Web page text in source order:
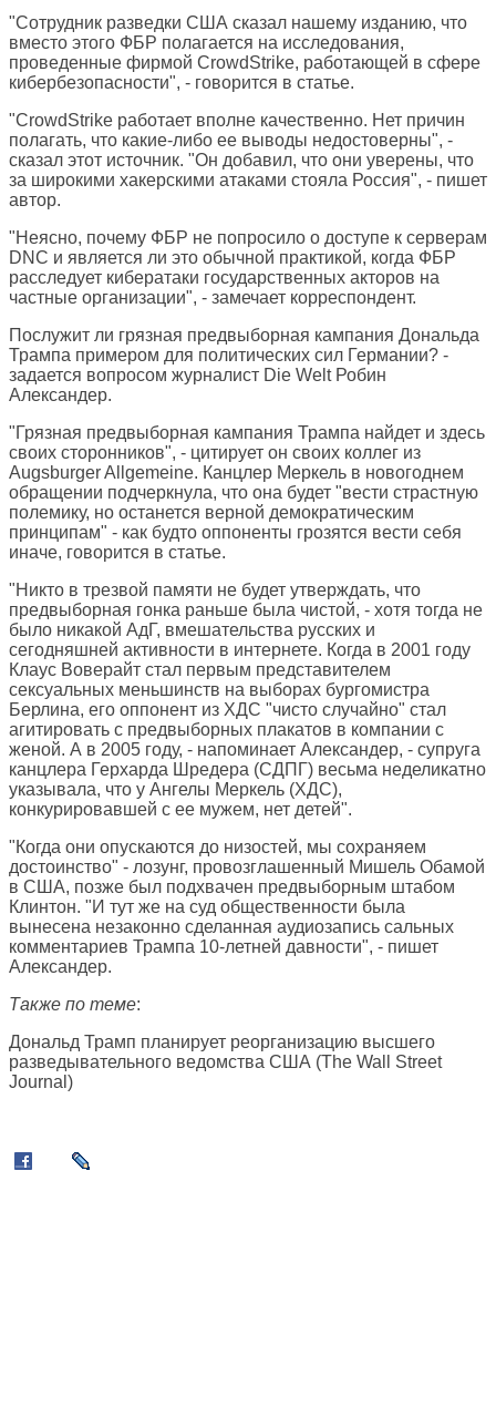
"Сотрудник разведки США сказал нашему изданию, что
вместо этого ФБР полагается на исследования,
проведенные фирмой CrowdStrike, работающей в сфере
кибербезопасности", - говорится в статье.
"CrowdStrike работает вполне качественно. Нет причин
полагать, что какие-либо ее выводы недостоверны", -
сказал этот источник. "Он добавил, что они уверены, что
за широкими хакерскими атаками стояла Россия", - пишет
автор.
"Неясно, почему ФБР не попросило о доступе к серверам
DNC и является ли это обычной практикой, когда ФБР
расследует кибератаки государственных акторов на
частные организации", - замечает корреспондент.
Послужит ли грязная предвыборная кампания Дональда
Трампа примером для политических сил Германии? -
задается вопросом журналист Die WeltРобин
Александер.
"Грязная предвыборная кампания Трампа найдет и здесь
своих сторонников", - цитирует он своих коллег из
Augsburger Allgemeine. Канцлер Меркель в новогоднем
обращении подчеркнула, что она будет "вести страстную
полемику, но останется верной демократическим
принципам" - как будто оппоненты грозятся вести себя
иначе, говорится в статье.
"Никто в трезвой памяти не будет утверждать, что
предвыборная гонка раньше была чистой, - хотя тогда не
было никакой АдГ, вмешательства русских и
сегодняшней активности в интернете. Когда в 2001 году
Клаус Воверайт стал первым представителем
сексуальных меньшинств на выборах бургомистра
Берлина, его оппонент из ХДС "чисто случайно" стал
агитировать с предвыборных плакатов в компании с
женой. А в 2005 году, - напоминает Александер, - супруга
канцлера Герхарда Шредера (СДПГ) весьма неделикатно
указывала, что у Ангелы Меркель (ХДС),
конкурировавшей с ее мужем, нет детей".
"Когда они опускаются до низостей, мы сохраняем
достоинство" - лозунг, провозглашенный Мишель Обамой
в США, позже был подхвачен предвыборным штабом
Клинтон. "И тут же на суд общественности была
вынесена незаконно сделанная аудиозапись сальных
комментариев Трампа 10-летней давности", - пишет
Александер.
Также по теме:
Дональд Трамп планирует реорганизацию высшего
разведывательного ведомства США (The Wall Street
Journal )